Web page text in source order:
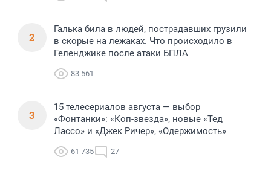
2
Галька била в людей, пострадавших грузили
в скорые на лежаках. Что происходило в
Геленджике после атаки БПЛА
83 561
3
15 телесериалов августа — выбор
«Фонтанки»: «Коп-звезда», новые «Тед
Лассо» и «Джек Ричер», «Одержимость»
61 735 27